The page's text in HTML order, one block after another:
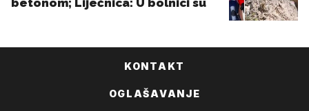
KONTAKT
OGLAŠAVANJE